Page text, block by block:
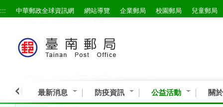
跳到主要內容區塊
::: 中華郵政全球資訊網 網站導覽 企業郵局 校園郵局 兒童郵局
最新消息 防疫資訊 公益活動 關